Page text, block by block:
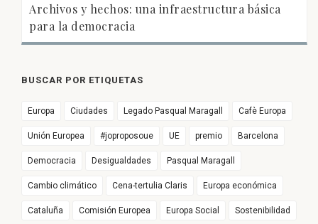
Archivos y hechos: una infraestructura básica
para la democracia
BUSCAR POR ETIQUETAS
Europa Ciudades Legado Pasqual Maragall Cafè Europa
Unión Europea #joproposoue UE premio Barcelona
Democracia Desigualdades Pasqual Maragall
Cambio climático Cena-tertulia Claris Europa económica
Cataluña Comisión Europea Europa Social Sostenibilidad